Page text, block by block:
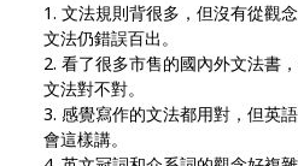
文法規則背很多，但沒有從觀
文法仍錯誤百出。
看了很多市售的國內外文法書
文法對不對。
感覺寫作的文法都用對，但英
會這樣講。